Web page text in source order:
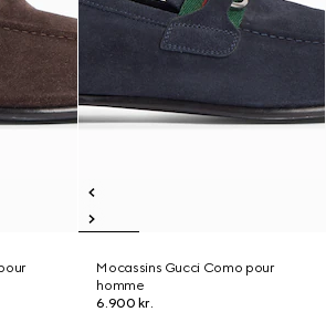
Mocassins Gucci Como pour
homme
6.900 kr.